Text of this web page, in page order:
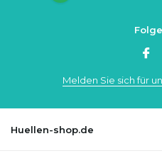
Melden Sie sich für
Huellen-shop.de